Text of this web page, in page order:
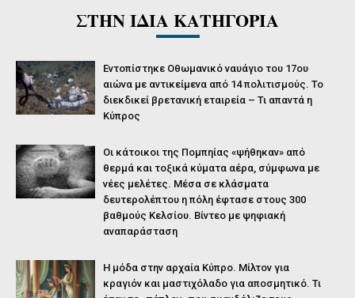
ΣΤΗΝ ΙΔΙΑ ΚΑΤΗΓΟΡΙΑ
Εντοπίστηκε Οθωμανικό ναυάγιο του 17ου
αιώνα με αντικείμενα από 14 πολιτισμούς. Το
διεκδικεί βρετανική εταιρεία – Τι απαντά η
Κύπρος
Οι κάτοικοι της Πομπηίας «ψήθηκαν» από
θερμά και τοξικά κύματα αέρα, σύμφωνα με
νέες μελέτες. Μέσα σε κλάσματα
δευτερολέπτου η πόλη έφτασε στους 300
βαθμούς Κελσίου. Βίντεο με ψηφιακή
αναπαράσταση
Η μόδα στην αρχαία Κύπρο. Μίλτον για
κραγιόν και μαστιχόλαδο για αποσμητικό. Τι